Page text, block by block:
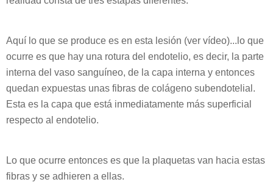
Aquí lo que se produce es en esta lesión (ver vídeo)...lo que
ocurre es que hay una rotura del endotelio, es decir, la parte
interna del vaso sanguíneo, de la capa interna y entonces
quedan expuestas unas fibras de colágeno subendotelial.
Esta es la capa que está inmediatamente más superficial
respecto al endotelio.
Lo que ocurre entonces es que la plaquetas van hacia estas
fibras y se adhieren a ellas.